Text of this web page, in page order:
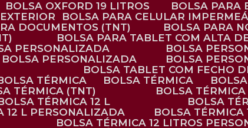
BOLSA OXFORD 19 LITROS
BOLSA PARA
BOLSA PARA CELULAR
DOCUMENTOS (TNT)
BOLSA PARA
BOLSA PARA TABLET COM ALTA
PERSONALIZADA
BOLSA
BOLSA PERSONALIZADA
BOLSA
BOLSA TABLET COM FECHO
BOLSA TÉRMICA BOLSA TÉRMICA
TÉRMICA (TNT)
BOLSA
BOLSA TÉRMICA 12 L
BOLSA
12 L PERSONALIZADA
BOLSA
BOLSA TÉRMICA 12 LITROS